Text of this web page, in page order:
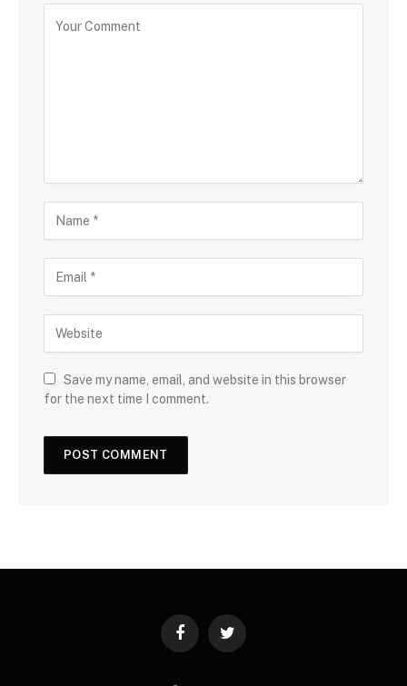
Save my name, email, and website in this browser
for the next time I comment.
FacebookTwitter